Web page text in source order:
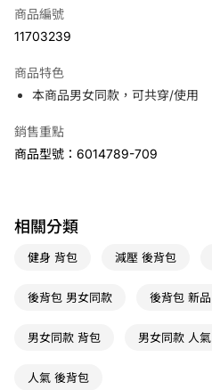
LINE Pay
悠遊付
運送方式
7-11取貨(快速到店)
宅配
商品編號
11703239
商品特色
本商品男女同款，可共穿/使用
銷售重點
商品型號：6014789-709
相關分類
健身 背包 減壓 後背包
後背包 男女同款 後背包 新品
男女同款 背包 男女同款 人氣
人氣 後背包